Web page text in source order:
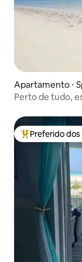
Apartamento ⋅
Perto de tudo,
Entre os
Preferido